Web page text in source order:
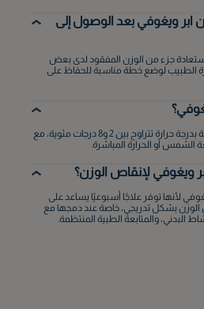
ابر ويغوفي بعد الوصول إلى
جزء من الوزن المفقود لدى بعض
الطبيب لوضع خطة مناسبة للحفاظ على
يجب حفظ ابر ويغوفي في الثلاجة بدرجة حرارة تتراوح بين 2 و8 درجات مئوية، مع
الشمس أو الحرارة المباشرة.
لأنها توفر علاجًا أسبوعيًا يساعد على
بشكل تدريجي، خاصة عند دمجها مع
البدني، والمتابعة الطبية المنتظمة.